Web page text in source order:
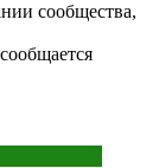
сообщества,